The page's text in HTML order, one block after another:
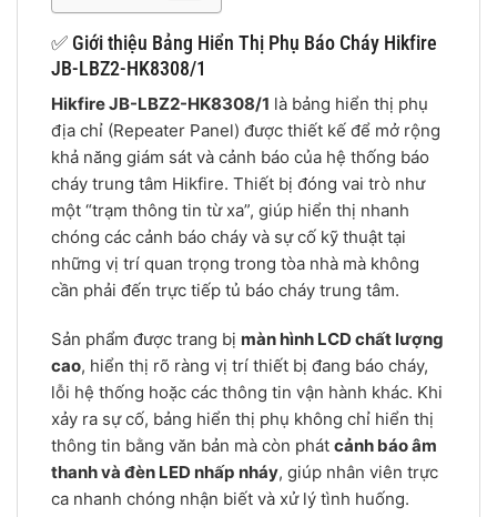
✅ Giới thiệu Bảng Hiển Thị Phụ Báo Cháy Hikfire
JB-LBZ2-HK8308/1
Hikfire JB-LBZ2-HK8308/1 là bảng hiển thị phụ
địa chỉ (Repeater Panel) được thiết kế để mở rộng
khả năng giám sát và cảnh báo của hệ thống báo
cháy trung tâm Hikfire. Thiết bị đóng vai trò như
một “trạm thông tin từ xa”, giúp hiển thị nhanh
chóng các cảnh báo cháy và sự cố kỹ thuật tại
những vị trí quan trọng trong tòa nhà mà không
cần phải đến trực tiếp tủ báo cháy trung tâm.
Sản phẩm được trang bị màn hình LCD chất lượng
cao, hiển thị rõ ràng vị trí thiết bị đang báo cháy,
lỗi hệ thống hoặc các thông tin vận hành khác. Khi
xảy ra sự cố, bảng hiển thị phụ không chỉ hiển thị
thông tin bằng văn bản mà còn phát cảnh báo âm
thanh và đèn LED nhấp nháy, giúp nhân viên trực
ca nhanh chóng nhận biết và xử lý tình huống.